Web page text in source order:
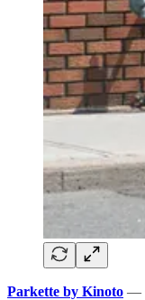
Parkette by Kinoto —